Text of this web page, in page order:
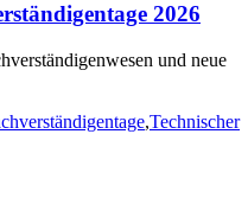
2026
und neue
,Technischer